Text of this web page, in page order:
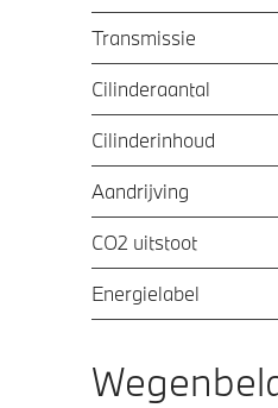
Transmissie
Cilinderaantal
Cilinderinhoud
Aandrijving
CO2 uitstoot
Energielabel